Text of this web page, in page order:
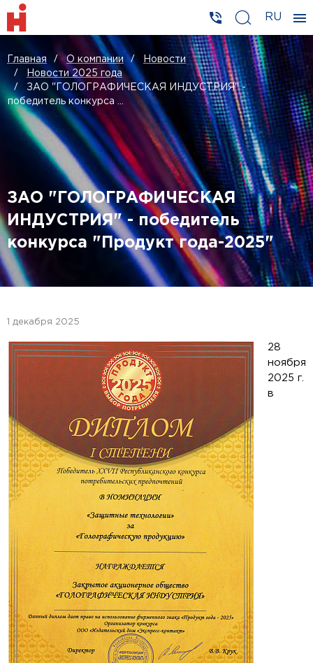
RU
Главная О компании
Новости
Новости 2025 года
ЗАО "ГОЛОГРАФИЧЕСКАЯ ИНДУСТРИЯ" -
победитель конкурса ...
ЗАО "ГОЛОГРАФИЧЕСКАЯ
ИНДУСТРИЯ" - победитель
конкурса "Продукт года-2025"
1 декабря 2025
28
ноября
2025 г.
в